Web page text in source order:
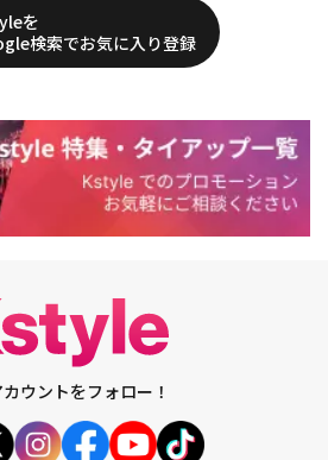
を
検索でお気に入り登録
ウントをフォロー！